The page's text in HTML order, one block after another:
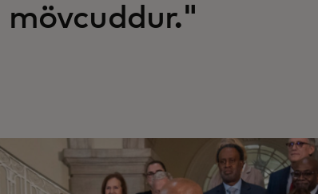
mövcuddur."